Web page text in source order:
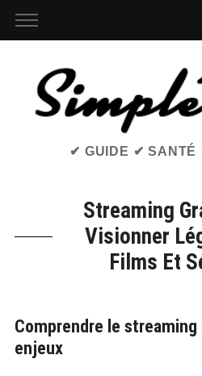
✔ GUIDE ✔ SANTÉ
Streaming
Visionner
Films Et
Comprendre le
enjeux